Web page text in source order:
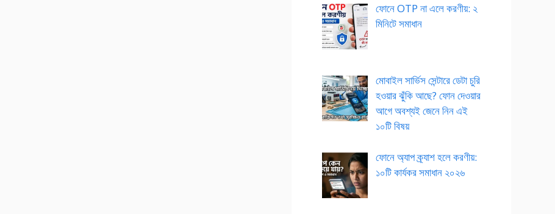
ফোনে OTP না এলে করণীয়: ২
মিনিটে সমাধান
মোবাইল সার্ভিস সেন্টারে ডেটা চুরি
হওয়ার ঝুঁকি আছে? ফোন দেওয়ার
আগে অবশ্যই জেনে নিন এই
১০টি বিষয়
ফোনে অ্যাপ ক্র্যাশ হলে করণীয়:
১০টি কার্যকর সমাধান ২০২৬